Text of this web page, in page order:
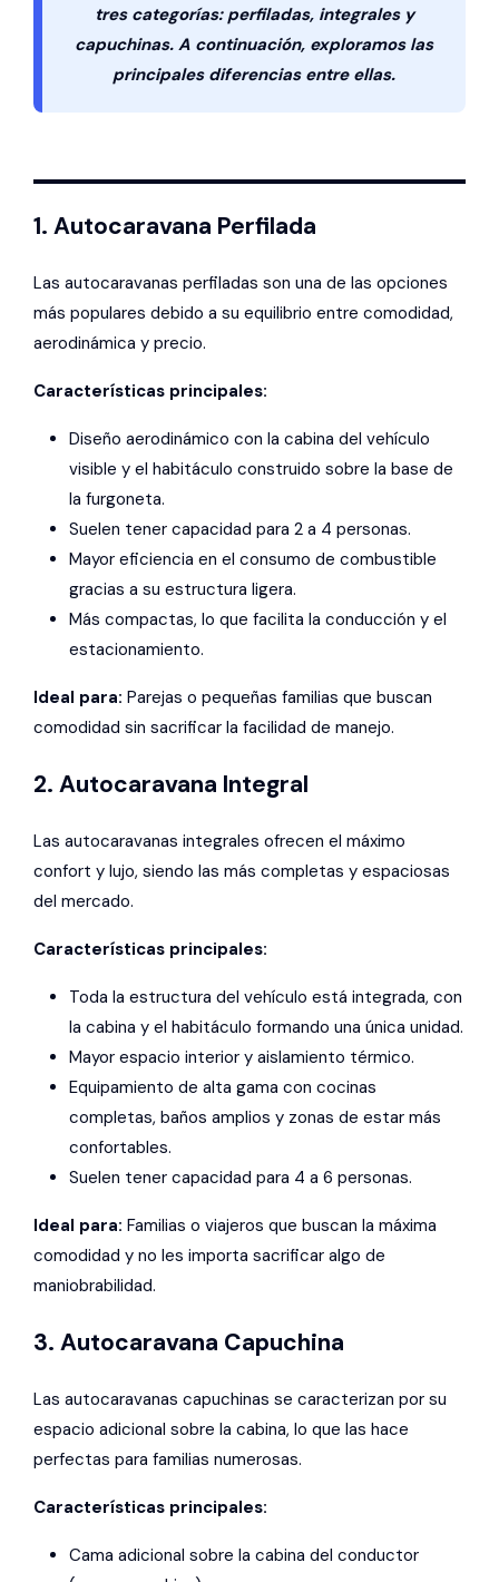
tres categorías: perfiladas, integrales y
capuchinas. A continuación, exploramos las
principales diferencias entre ellas.
1. Autocaravana Perfilada
Las autocaravanas perfiladas son una de las opciones
más populares debido a su equilibrio entre comodidad,
aerodinámica y precio.
Características principales:
Diseño aerodinámico con la cabina del vehículo
visible y el habitáculo construido sobre la base de
la furgoneta.
Suelen tener capacidad para 2 a 4 personas.
Mayor eficiencia en el consumo de combustible
gracias a su estructura ligera.
Más compactas, lo que facilita la conducción y el
estacionamiento.
Ideal para: Parejas o pequeñas familias que buscan
comodidad sin sacrificar la facilidad de manejo.
2. Autocaravana Integral
Las autocaravanas integrales ofrecen el máximo
confort y lujo, siendo las más completas y espaciosas
del mercado.
Características principales:
Toda la estructura del vehículo está integrada, con
la cabina y el habitáculo formando una única unidad.
Mayor espacio interior y aislamiento térmico.
Equipamiento de alta gama con cocinas
completas, baños amplios y zonas de estar más
confortables.
Suelen tener capacidad para 4 a 6 personas.
Ideal para: Familias o viajeros que buscan la máxima
comodidad y no les importa sacrificar algo de
maniobrabilidad.
3. Autocaravana Capuchina
Las autocaravanas capuchinas se caracterizan por su
espacio adicional sobre la cabina, lo que las hace
perfectas para familias numerosas.
Características principales:
Cama adicional sobre la cabina del conductor